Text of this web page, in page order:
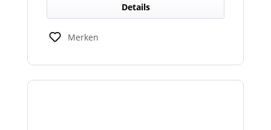
Details
Merken